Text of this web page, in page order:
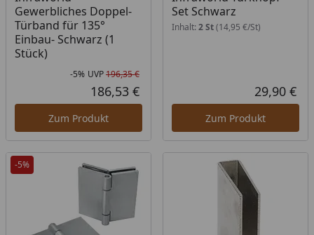
Gewerbliches Doppel-
Türband für 135°
Einbau- Schwarz (1
Stück)
Rabatt in Prozent
-5%
Ursprünglicher Preis
UVP196,35 €
Aktueller Preis
186,53 €
Zum Produkt
Set Schwarz
Inhalt: 2 St(14,95 €/St)
29,90 €
Zum Produkt
-5%